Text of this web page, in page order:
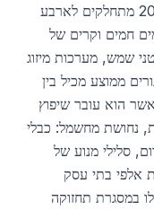
המקורות העיקריים לנחושת בישראל ב-2026 מתחלקים לארבע
חמים וקרים של
שמש, מערכות מיזוג
ממוצע מכיל בין
וכאשר הוא עובר שיפוץ
נחושת מחשמל: כבלי
סלילי מנוע של
אלפי בתי עסק
במסגרת תחזוקה